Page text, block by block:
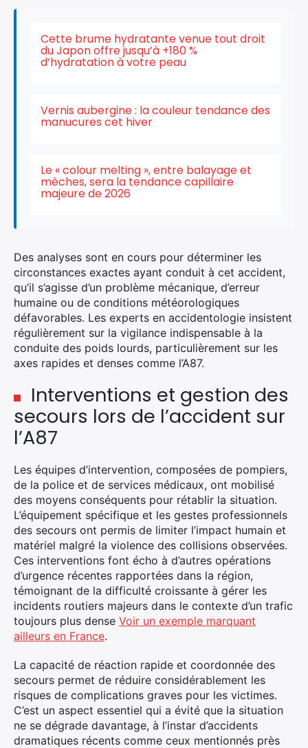
Cette brume hydratante venue tout droit
du Japon offre jusqu’à +180 %
d’hydratation à votre peau
Vernis aubergine : la couleur tendance des
manucures cet hiver
Le « colour melting », entre balayage et
mèches, sera la tendance capillaire
majeure de 2026
Des analyses sont en cours pour déterminer les
circonstances exactes ayant conduit à cet accident,
qu’il s’agisse d’un problème mécanique, d’erreur
humaine ou de conditions météorologiques
défavorables. Les experts en accidentologie insistent
régulièrement sur la vigilance indispensable à la
conduite des poids lourds, particulièrement sur les
axes rapides et denses comme l’A87.
Interventions et gestion des
secours lors de l’accident sur
l’A87
Les équipes d’intervention, composées de pompiers,
de la police et de services médicaux, ont mobilisé
des moyens conséquents pour rétablir la situation.
L’équipement spécifique et les gestes professionnels
des secours ont permis de limiter l’impact humain et
matériel malgré la violence des collisions observées.
Ces interventions font écho à d’autres opérations
d’urgence récentes rapportées dans la région,
témoignant de la difficulté croissante à gérer les
incidents routiers majeurs dans le contexte d’un trafic
toujours plus dense Voir un exemple marquant
ailleurs en France.
La capacité de réaction rapide et coordonnée des
secours permet de réduire considérablement les
risques de complications graves pour les victimes.
C’est un aspect essentiel qui a évité que la situation
ne se dégrade davantage, à l’instar d’accidents
dramatiques récents comme ceux mentionnés près